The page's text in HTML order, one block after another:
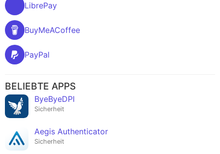
LibrePay
BuyMeACoffee
PayPal
BELIEBTE APPS
ByeByeDPI
Sicherheit
Aegis Authenticator
Sicherheit